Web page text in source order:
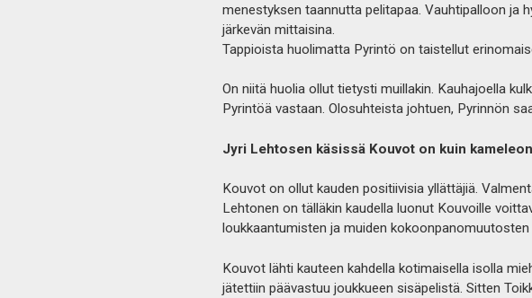
menestyksen taannutta pelitapaa. Vauhtipalloon ja
järkevän mittaisina.
Tappioista huolimatta Pyrintö on taistellut
On niitä huolia ollut tietysti muillakin. Kauhajoella
Pyrintöä vastaan. Olosuhteista johtuen, Pyrinnön
Jyri Lehtosen käsissä Kouvot on kuin
Kouvot on ollut kauden positiivisia yllättäjiä.
Lehtonen on tälläkin kaudella luonut Kouvoille
loukkaantumisten ja muiden
Kouvot lähti kauteen kahdella kotimaisella isolla
jätettiin päävastuu joukkueen sisäpelistä. Sitten